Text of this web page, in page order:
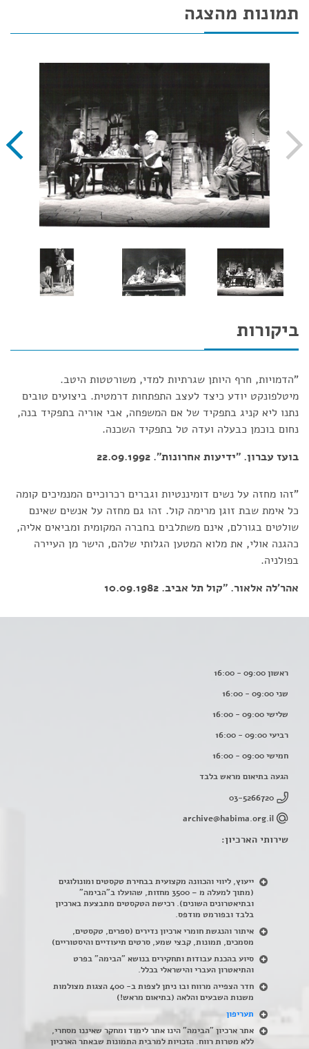
תמונות מהצגה
ביקורות
"הדמויות, חרף היותן שגרתיות למדי, משורטטות היטב.
מיטלפונקט יודע כיצד לעצב התפתחות דרמטית. ביצועים טובים
נתנו ליא קניג בתפקיד של אם המשפחה, אבי אוריה בתפקיד בנה,
נחום בוכמן כבעלה ועדה טל בתפקיד השכנה.
בועז עברון. "ידיעות אחרונות". 22.09.1992
"זהו מחזה על נשים דומיננטיות וגברים רכרוכיים המנמיכים קומה
כל אימת שבת זוגן מרימה קול. זהו גם מחזה על אנשים שאינם
שולטים בגורלם, אינם משתלבים בחברה המקומית ומביאים אליה,
כהגנה אולי, את מלוא המטען הגלותי שלהם, הישר מן העיירה
בפולניה.
אהר'לה אלאור. "קול תל אביב. 10.09.1982
ראשון 09:00 - 16:00
שני 09:00 - 16:00
שלישי 09:00 - 16:00
רביעי 09:00 - 16:00
חמישי 09:00 - 16:00
הגעה בתיאום מראש בלבד
03-5266720
archive@habima.org.il
שירותי הארכיון:
ייעוץ, ליווי והכוונה מקצועית בבחירת טקסטים ומונולוגים
(מתוך למעלה מ – 3500 מחזות, שהועלו ב"הבימה"
ובתיאטרונים השונים). רכישת הטקסטים מתבצעת בארכיון
בלבד ובפורמט מודפס.
איתור והנגשת חומרי ארכיון נדירים (ספרים, טקסטים,
מסמכים, תמונות, קבצי שמע, סרטים תיעודיים והיסטוריים)
סיוע בהכנת עבודות ותחקירים בנושא "הבימה" בפרט
והתיאטרון העברי והישראלי בכלל.
חדר הצפייה מרווח ובו ניתן לצפות ב- 400 הצגות מצולמות
משנות השבעים והלאה (בתיאום מראש!)
תעריפון
אתר ארכיון "הבימה" הינו אתר לימוד ומחקר שאיננו מסחרי,
ללא מטרות רווח. הזכויות למרבית התמונות שבאתר הארכיון